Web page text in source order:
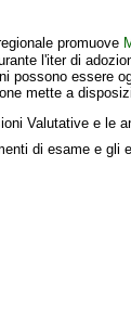
promuove
l'iter di
possono essere
mette a
Valutative e le
di esame e gli